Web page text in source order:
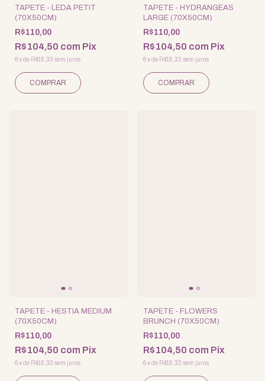
TAPETE - LEDA PETIT
(70X50CM)
R$110,00
R$104,50 com Pix
6xde R$18,33 sem juros
TAPETE - HYDRANGEAS
LARGE (70X50CM)
R$110,00
R$104,50 com Pix
6 xde R$18,33 sem juros
TAPETE - HESTIA MEDIUM
(70X50CM)
R$110,00
R$104,50 com Pix
6xde R$18,33 sem juros
TAPETE - FLOWERS
BRUNCH (70X50CM)
R$110,00
R$104,50 com Pix
6 xde R$18,33 sem juros